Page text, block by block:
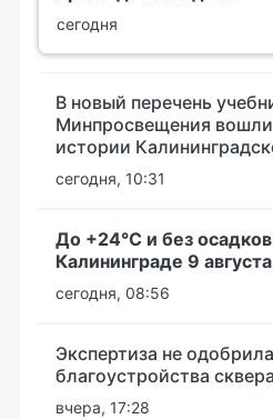
сегодня
В новый перечень
Минпросвещения вошли
истории
сегодня, 10:31
До +24°С и без
Калининграде 9 августа
сегодня, 08:56
Экспертиза не
благоустройства
вчера, 17:28